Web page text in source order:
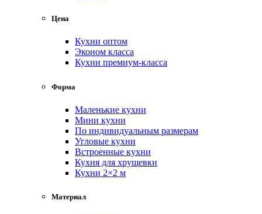
Цена
Кухни оптом
Эконом класса
Кухни премиум-класса
Форма
Маленькие кухни
Мини кухни
По индивидуальным размерам
Угловые кухни
Встроенные кухни
Кухня для хрущевки
Кухни 2×2 м
Материал